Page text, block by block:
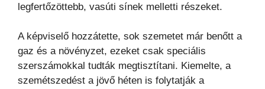
legfertőzöttebb, vasúti sínek melletti részeket.
A képviselő hozzátette, sok szemetet már benőtt a
gaz és a növényzet, ezeket csak speciális
szerszámokkal tudták megtisztítani. Kiemelte, a
szemétszedést a jövő héten is folytatják a